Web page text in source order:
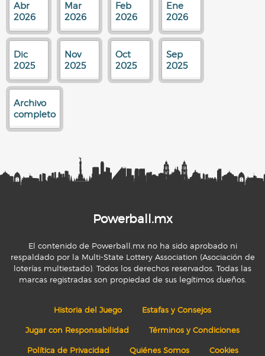
Abr
2026
Mar
2026
Feb
2026
Ene
2026
Dic
2025
Nov
2025
Oct
2025
Sep
2025
Archivo
completo
Powerball.mx
El contenido de Powerball.mx no ha sido aprobado ni
respaldado por la Multi-State Lottery Association (Asociación de
loterías multiestado). Todos los derechos reservados. Todas las
marcas registradas son propiedad de sus legítimos dueños.
Historia del Juego Estafas y Consejos
Jugar con Responsabilidad Términos y Condiciones
Política de Privacidad Quiénes Somos Cookies